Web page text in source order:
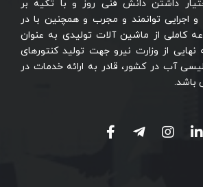
داشتن دانش فنی روز و با تکیه بر
و اجرایی توانمند و مجرب و همچنین با در
کاملی از ماشین آلات تولیدی به عنوان
نهایی از وزارت نیرو جهت تولید کنتورهای
آب در کشور، قادر به ارائه خدمات در
باشد.